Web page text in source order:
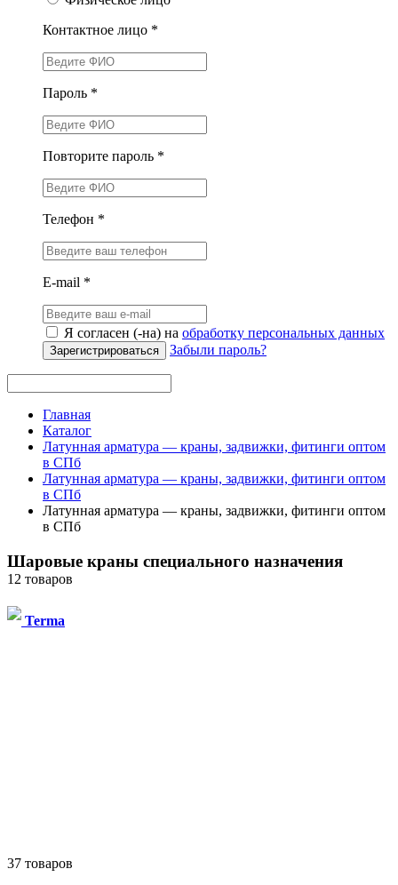
Контактное лицо *
Пароль *
Повторите пароль *
Телефон *
E-mail *
Я согласен (-на) на обработку персональных данных
Зарегистрироваться Забыли пароль?
Главная
Каталог
Латунная арматура — краны, задвижки, фитинги оптом
в СПб
Латунная арматура — краны, задвижки, фитинги оптом
в СПб
Латунная арматура — краны, задвижки, фитинги оптом
в СПб
Шаровые краны специального назначения
12 товаров
Terma
37 товаров